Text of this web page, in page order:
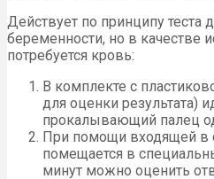
Действует по принципу теста
беременности, но в качестве
потребуется кровь:
В комплекте с
для оценки результата)
прокалывающий палец
При помощи входящей в
помещается в
минут можно оценить